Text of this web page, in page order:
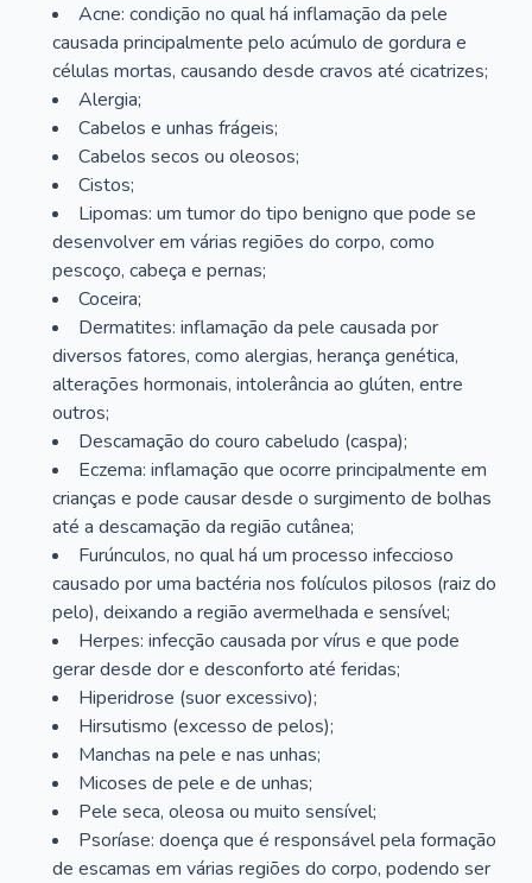
Acne: condição no qual há inflamação da pele
causada principalmente pelo acúmulo de gordura e
células mortas, causando desde cravos até cicatrizes;
Alergia;
Cabelos e unhas frágeis;
Cabelos secos ou oleosos;
Cistos;
Lipomas: um tumor do tipo benigno que pode se
desenvolver em várias regiões do corpo, como
pescoço, cabeça e pernas;
Coceira;
Dermatites: inflamação da pele causada por
diversos fatores, como alergias, herança genética,
alterações hormonais, intolerância ao glúten, entre
outros;
Descamação do couro cabeludo (caspa);
Eczema: inflamação que ocorre principalmente em
crianças e pode causar desde o surgimento de bolhas
até a descamação da região cutânea;
Furúnculos, no qual há um processo infeccioso
causado por uma bactéria nos folículos pilosos (raiz do
pelo), deixando a região avermelhada e sensível;
Herpes: infecção causada por vírus e que pode
gerar desde dor e desconforto até feridas;
Hiperidrose (suor excessivo);
Hirsutismo (excesso de pelos);
Manchas na pele e nas unhas;
Micoses de pele e de unhas;
Pele seca, oleosa ou muito sensível;
Psoríase: doença que é responsável pela formação
de escamas em várias regiões do corpo, podendo ser